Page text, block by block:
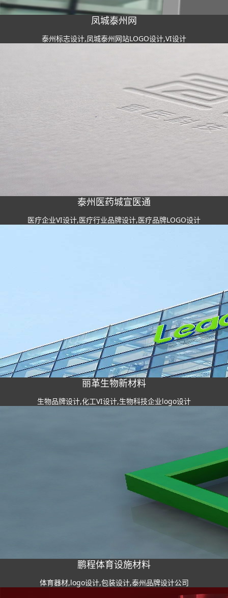
凤城泰州网
泰州标志设计,凤城泰州网站LOGO设计,VI设计
泰州医药城宣医通
医疗企业VI设计,医疗行业品牌设计,医疗品牌LOGO设计
丽革生物新材料
生物品牌设计,化工VI设计,生物科技企业logo设计
鹏程体育设施材料
体育器材,logo设计,包装设计,泰州品牌设计公司